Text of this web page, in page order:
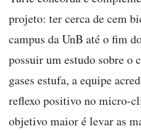
projeto: ter cerca de cem
campus da UnB até o fim
possuir um estudo sobre o
gases estufa, a equipe
reflexo positivo no micro-
objetivo maior é levar as